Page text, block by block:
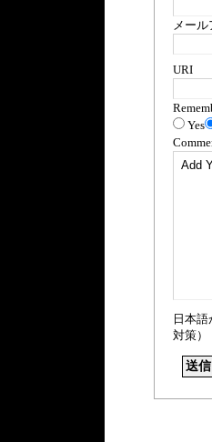
メール
URI
Yes
日本
対策）